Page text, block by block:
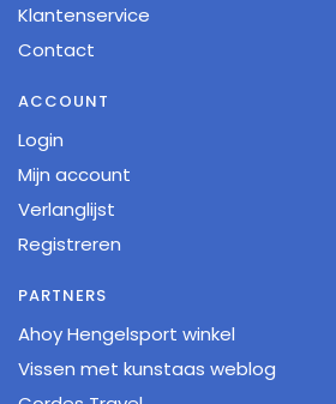
Klantenservice
Contact
ACCOUNT
Login
Mijn account
Verlanglijst
Registreren
PARTNERS
Ahoy Hengelsport winkel
Vissen met kunstaas weblog